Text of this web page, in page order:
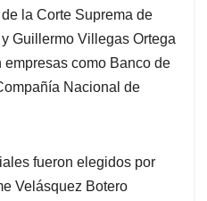
la Corte Suprema de
Guillermo Villegas Ortega
como Banco de
Nacional de
fueron elegidos por
Velásquez Botero